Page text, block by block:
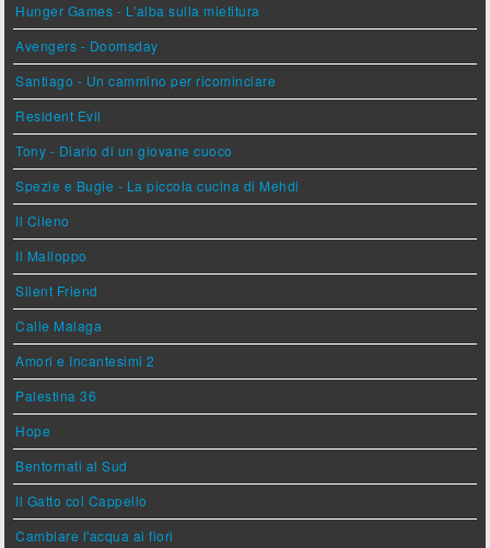
Hunger Games - L'alba sulla mietitura
Avengers - Doomsday
Santiago - Un cammino per ricominciare
Resident Evil
Tony - Diario di un giovane cuoco
Spezie e Bugie - La piccola cucina di Mehdi
Il Cileno
Il Malloppo
Silent Friend
Calle Malaga
Amori e Incantesimi 2
Palestina 36
Hope
Bentornati al Sud
Il Gatto col Cappello
Cambiare l'acqua ai fiori